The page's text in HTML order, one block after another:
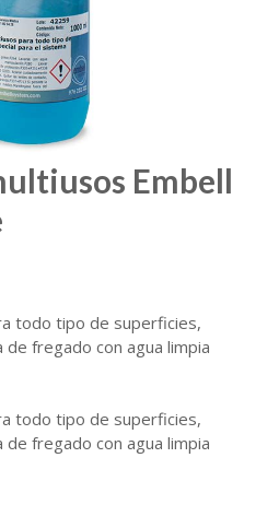
Embell
todo tipo de superficies,
fregado con agua limpia
todo tipo de superficies,
fregado con agua limpia